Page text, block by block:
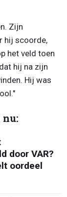
Zijn
hij scoorde,
het veld toen
hij na zijn
Hij was
nu:
door VAR?
oordeel